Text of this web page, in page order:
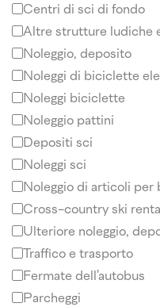
Centri di sci di fondo
Altre strutture ludiche
Noleggio, deposito
Noleggi di biciclette
Noleggi biciclette
Noleggio pattini
Depositi sci
Noleggi sci
Noleggio di articoli per
Cross-country ski rental
Ulteriore noleggio,
Traffico e trasporto
Fermate dell'autobus
Parcheggi